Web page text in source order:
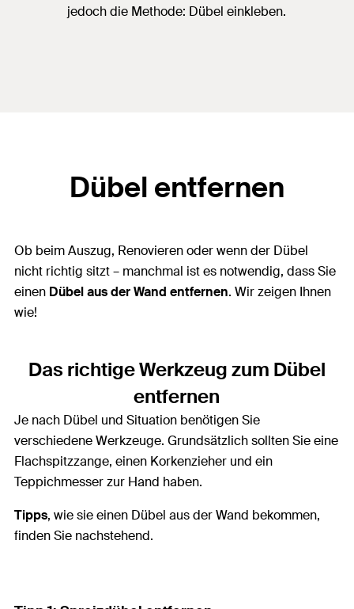
jedoch die Methode: Dübel einkleben.
Dübel entfernen
Ob beim Auszug, Renovieren oder wenn der Dübel
nicht richtig sitzt – manchmal ist es notwendig, dass Sie
einen Dübel aus der Wand entfernen. Wir zeigen Ihnen
wie!
Das richtige Werkzeug zum Dübel
entfernen
Je nach Dübel und Situation benötigen Sie
verschiedene Werkzeuge. Grundsätzlich sollten Sie eine
Flachspitzzange, einen Korkenzieher und ein
Teppichmesser zur Hand haben.
Tipps, wie sie einen Dübel aus der Wand bekommen,
finden Sie nachstehend.